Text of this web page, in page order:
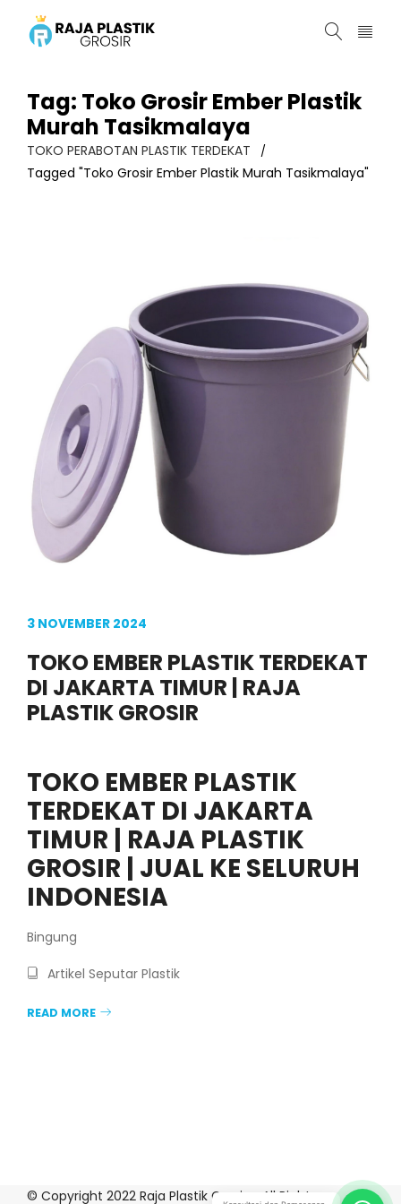
Tag: Toko Grosir Ember Plastik
Murah Tasikmalaya
TOKO PERABOTAN PLASTIK TERDEKAT /
Tagged "Toko Grosir Ember Plastik Murah Tasikmalaya"
3 NOVEMBER 2024
TOKO EMBER PLASTIK TERDEKAT
DI JAKARTA TIMUR | RAJA
PLASTIK GROSIR
TOKO EMBER PLASTIK
TERDEKAT DI JAKARTA
TIMUR | RAJA PLASTIK
GROSIR | JUAL KE SELURUH
INDONESIA
Bingung
Artikel Seputar Plastik
READ MORE
© Copyright 2022 Raja Plastik Grosir – All Rights